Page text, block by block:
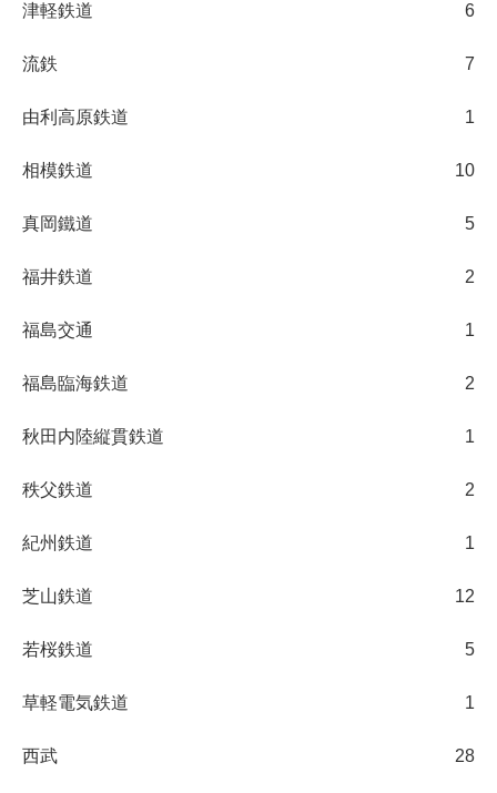
津軽鉄道 6
流鉄 7
由利高原鉄道 1
相模鉄道 10
真岡鐵道 5
福井鉄道 2
福島交通 1
福島臨海鉄道 2
秋田内陸縦貫鉄道 1
秩父鉄道 2
紀州鉄道 1
芝山鉄道 12
若桜鉄道 5
草軽電気鉄道 1
西武 28